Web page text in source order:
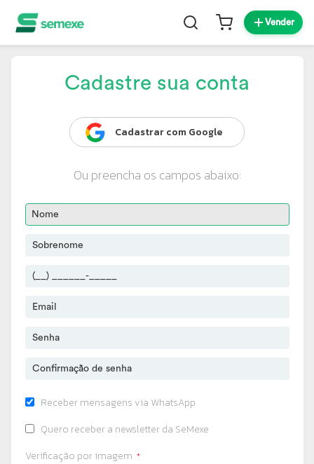
Vender
Cadastre sua conta
Cadastrar com Google
Ou preencha os campos abaixo:
Receber mensagens via WhatsApp
Quero receber a newsletter da SeMexe
Verificação por imagem